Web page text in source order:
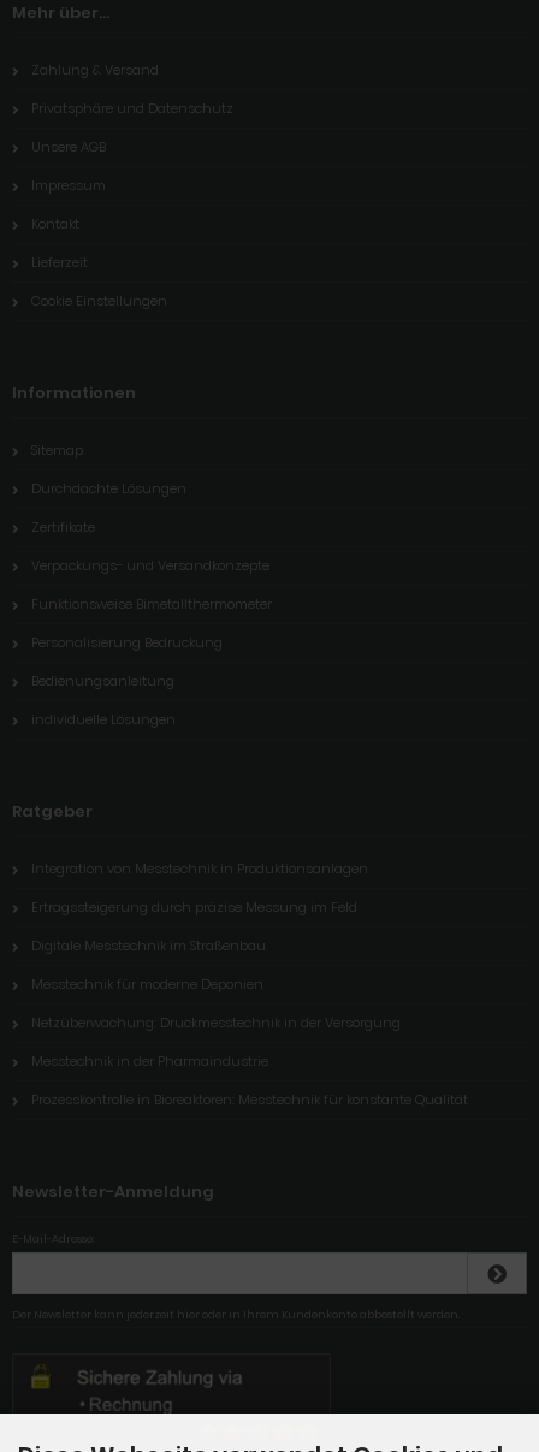
Mehr über...
Zahlung & Versand
Privatsphäre und Datenschutz
Unsere AGB
Impressum
Kontakt
Lieferzeit
Cookie Einstellungen
Informationen
Sitemap
Durchdachte Lösungen
Zertifikate
Verpackungs- und Versandkonzepte
Funktionsweise Bimetallthermometer
Personalisierung Bedruckung
Bedienungsanleitung
individuelle Lösungen
Ratgeber
Integration von Messtechnik in Produktionsanlagen
Ertragssteigerung durch präzise Messung im Feld
Digitale Messtechnik im Straßenbau
Messtechnik für moderne Deponien
Netzüberwachung: Druckmesstechnik in der Versorgung
Messtechnik in der Pharmaindustrie
Prozesskontrolle in Bioreaktoren: Messtechnik für konstante Qualität
Newsletter-Anmeldung
E-Mail-Adresse:
Der Newsletter kann jederzeit hier oder in Ihrem Kundenkonto abbestellt werden.